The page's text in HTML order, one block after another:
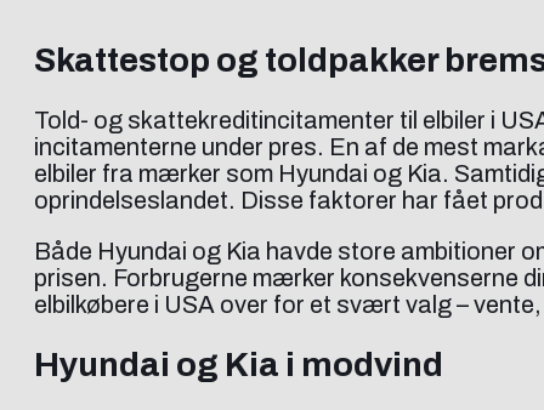
Skattestop og toldpakker
Told- og skattekreditincitamenter til elbiler i
incitamenterne under pres. En af de mest
elbiler fra mærker som Hyundai og Kia.
oprindelseslandet. Disse faktorer har fået
Både Hyundai og Kia havde store ambitioner
prisen. Forbrugerne mærker konsekvenserne
elbilkøbere i USA over for et svært valg –
Hyundai og Kia i modvind